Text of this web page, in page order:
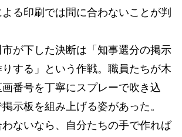
る印刷では間に合わないことが判
が下した決断は「知事選分の掲示
する」という作戦。職員たちが木
番号を丁寧にスプレーで吹き込
示板を組み上げる姿があった。
わないなら、自分たちの手で作れば